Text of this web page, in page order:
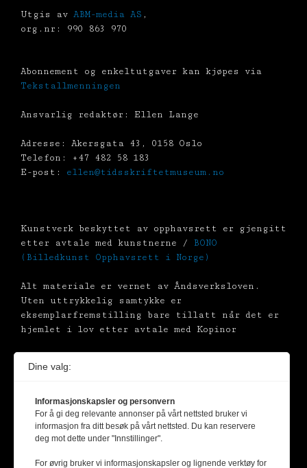
Utgis av ABM-media AS ,
org.nr: 990 863 970
Abonnement og enkeltutgaver kan kjøpes via
Tekstallmenningen
Ansvarlig redaktør: Ellen Lange
Adresse: Akersgata 43, 0158 Oslo
Telefon: +47 482 58 183
E-post: ellen@tidsskriftetmuseum.no
Kunstverk beskyttet av opphavsrett er gjengitt
etter avtale med kunstnerne / BONO
(Billedkunst Opphavsrett i Norge)
Alt materiale er vernet av Åndsverksloven.
Uten uttrykkelig samtykke er
eksemplarfremstilling bare tillatt når det er
hjemlet i lov etter avtale med Kopinor
Dine valg:
Informasjonskapsler og personvern
For å gi deg relevante annonser på vårt nettsted bruker vi
informasjon fra ditt besøk på vårt nettsted. Du kan reservere
deg mot dette under "Innstillinger".
For øvrig bruker vi informasjonskapsler og lignende verktøy for